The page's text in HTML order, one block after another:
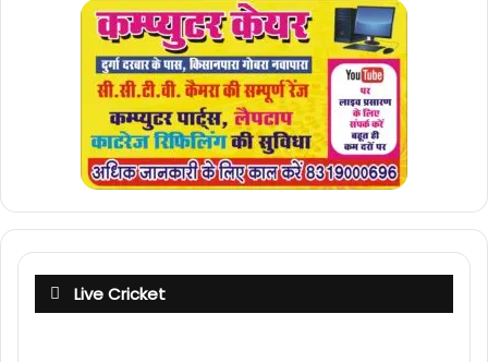
Live Cricket